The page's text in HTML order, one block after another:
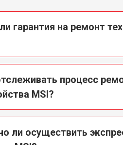
гарантия на ремонт
процесс
MSI?
ли осуществить